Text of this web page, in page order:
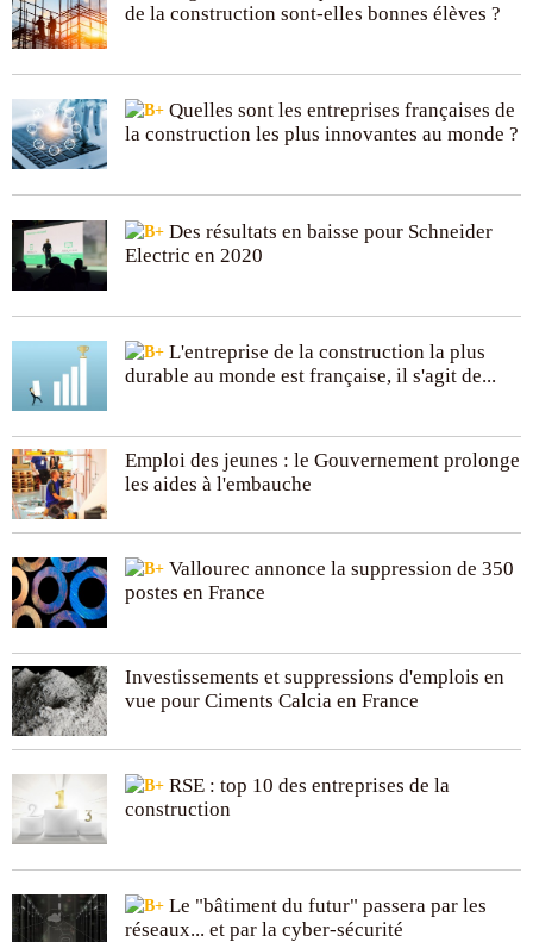
de la construction sont-elles bonnes élèves ?
Quelles sont les entreprises françaises de
la construction les plus innovantes au monde ?
Des résultats en baisse pour Schneider
Electric en 2020
L'entreprise de la construction la plus
durable au monde est française, il s'agit de...
Emploi des jeunes : le Gouvernement prolonge
les aides à l'embauche
Vallourec annonce la suppression de 350
postes en France
Investissements et suppressions d'emplois en
vue pour Ciments Calcia en France
RSE : top 10 des entreprises de la
construction
Le "bâtiment du futur" passera par les
réseaux... et par la cyber-sécurité